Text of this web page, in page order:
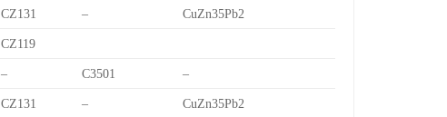
CZ131 – CuZn35Pb2
CZ119
– C3501 –
CZ131 – CuZn35Pb2